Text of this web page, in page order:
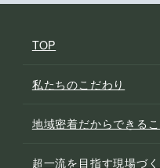
TOP
私たちのこだわり
地域密着だからできるこ
超一流を目指す現場づく